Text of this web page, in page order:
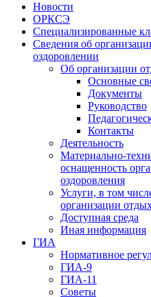
Новости
ОРКСЭ
Специализированные
Сведения об
оздоровлении
Об организации
Основные
Документы
Руководство
Контакты
Деятельность
Материально-
оснащенность
оздоровления
Услуги, в том
организации
Доступная среда
Иная информация
ГИА
Нормативное
ГИА-9
ГИА-11
Советы